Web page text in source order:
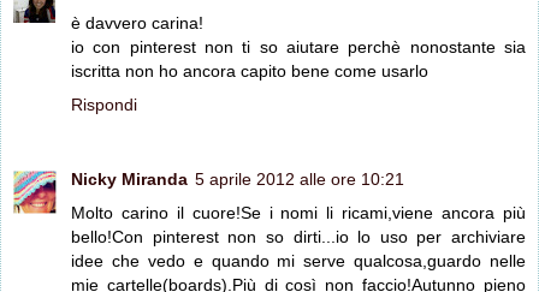
è davvero carina!
io con pinterest non ti so aiutare perchè nonostante sia
iscritta non ho ancora capito bene come usarlo
Rispondi
Nicky Miranda 5 aprile 2012 alle ore 10:21
Molto carino il cuore!Se i nomi li ricami,viene ancora più
bello!Con pinterest non so dirti...io lo uso per archiviare
idee che vedo e quando mi serve qualcosa,guardo nelle
mie cartelle(boards).Più di così non faccio!Autunno pieno